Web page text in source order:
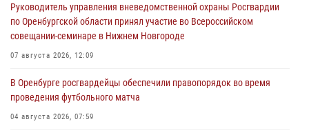
Руководитель управления вневедомственной охраны Росгвардии
по Оренбургской области принял участие во Всероссийском
совещании-семинаре в Нижнем Новгороде
07 августа 2026, 12:09
В Оренбурге росгвардейцы обеспечили правопорядок во время
проведения футбольного матча
04 августа 2026, 07:59